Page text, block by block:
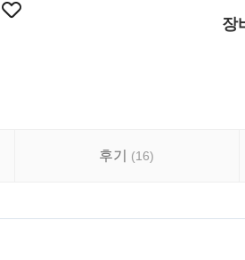
장
후기 (16)